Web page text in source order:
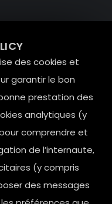
des cookies et
garantir le bon
prestation des
analytiques (y
comprendre et
de l’internaute,
(y compris
des messages